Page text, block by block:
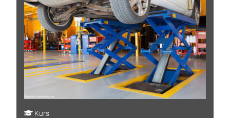
Kurs